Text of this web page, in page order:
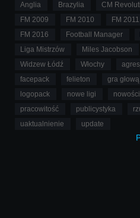
Anglia Brazylia CM
FM 2009
FM 2010 FM 2011
FM 2016
Football Manager
Liga Mistrzów
Miles Jacobson
Widzew Łódź
Włochy
facepack
felieton gra głową
logopack
nowe ligi nowości
pracowitość
publicystyka
uaktualnienie
update